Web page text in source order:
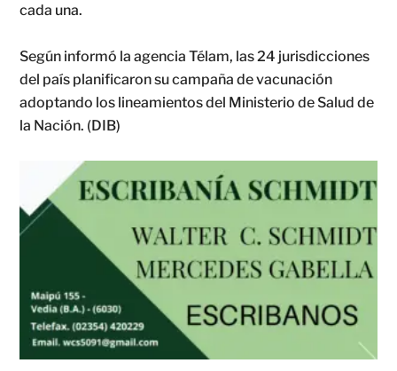
cada una.
Según informó la agencia Télam, las 24 jurisdicciones
del país planificaron su campaña de vacunación
adoptando los lineamientos del Ministerio de Salud de
la Nación. (DIB)